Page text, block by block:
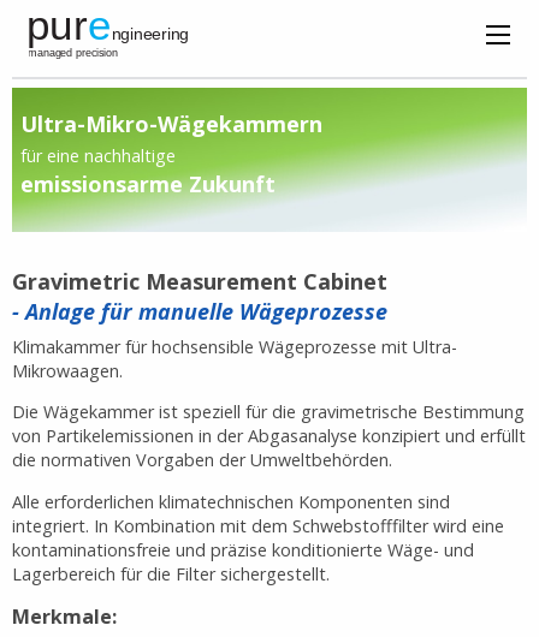
Ultra-Mikro-Wägekammern
für eine nachhaltige
emissionsarme Zukunft
Gravimetric Measurement Cabinet
- Anlage für manuelle Wägeprozesse
Klimakammer für hochsensible Wägeprozesse mit Ultra-
Mikrowaagen.
Die Wägekammer ist speziell für die gravimetrische Bestimmung
von Partikelemissionen in der Abgasanalyse konzipiert und erfüllt
die normativen Vorgaben der Umweltbehörden.
Alle erforderlichen klimatechnischen Komponenten sind
integriert. In Kombination mit dem Schwebstofffilter wird eine
kontaminationsfreie und präzise konditionierte Wäge- und
Lagerbereich für die Filter sichergestellt.
Merkmale: